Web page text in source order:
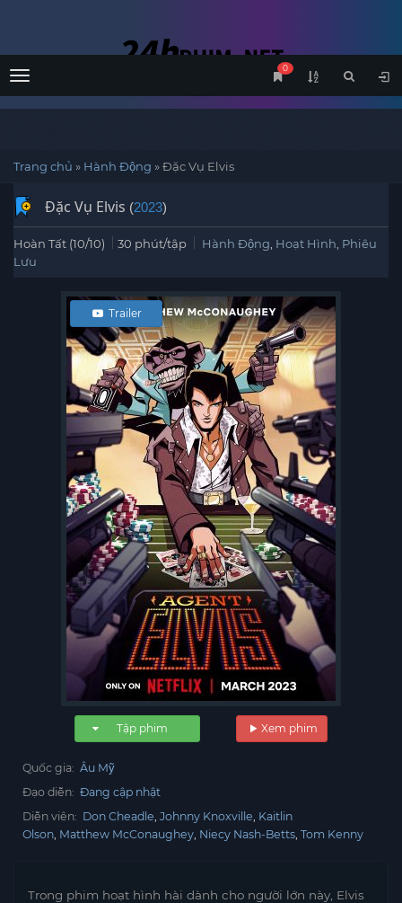
Menu
0
Trang chủ » Hành Động »Đặc Vụ Elvis
Đặc Vụ Elvis (2023)
Hoàn Tất (10/10) 30 phút/tập Hành Động Hoạt Hình Phiêu
Lưu
Xem phim
Trailer
Tập phim
Quốc gia: Âu Mỹ
Đạo diễn: Đang cập nhật
Diễn viên: Don Cheadle Johnny Knoxville Kaitlin
Olson Matthew McConaughey Niecy Nash-Betts Tom Kenny
Trong phim hoạt hình hài dành cho người lớn này, Elvis